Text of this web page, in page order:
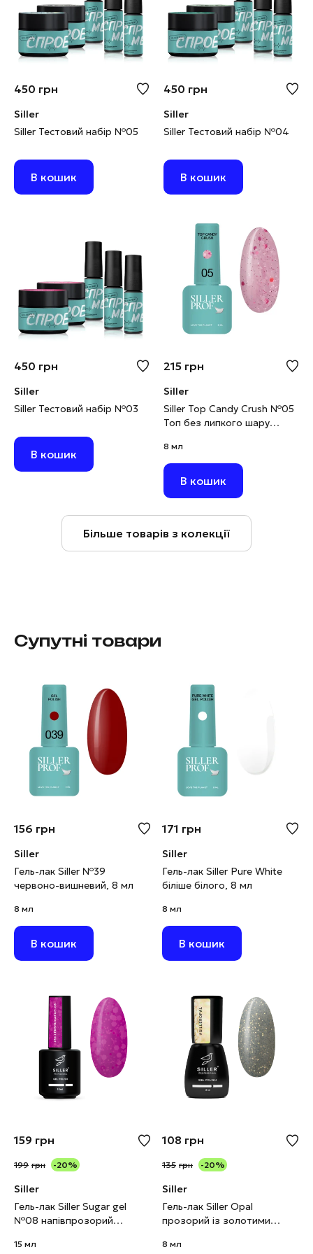
450 грн
Siller
Siller Тестовий набір №05
В кошик
450 грн
Siller
Siller Тестовий набір №04
В кошик
450 грн
Siller
Siller Тестовий набір №03
В кошик
215 грн
Siller
Siller Top Candy Crush №05
Топ без липкого шару
8 мл
В кошик
Більше товарів з колекції
Супутні товари
156 грн
Siller
Гель-лак Siller №39
червоно-вишневий, 8 мл
8 мл
В кошик
171 грн
Siller
Гель-лак Siller Pure White
біліше білого, 8 мл
8 мл
В кошик
159 грн
199 грн -20%
Siller
Гель-лак Siller Sugar gel
№08 напівпрозорий
15 мл
108 грн
135 грн -20%
Siller
Гель-лак Siller Opal
прозорий із золотими
8 мл